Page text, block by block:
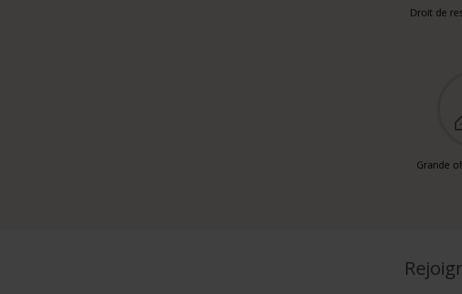
Droit de
Grande